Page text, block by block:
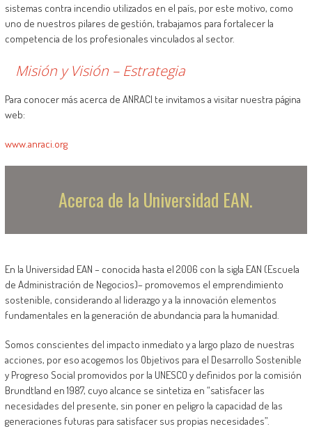
sistemas contra incendio utilizados en el país, por este motivo, como
uno de nuestros pilares de gestión, trabajamos para fortalecer la
competencia de los profesionales vinculados al sector.
Misión y Visión – Estrategia
Para conocer más acerca de ANRACI te invitamos a visitar nuestra página
web:
www.anraci.org
Acerca de la Universidad EAN.
En la Universidad EAN – conocida hasta el 2006 con la sigla EAN (Escuela
de Administración de Negocios)– promovemos el emprendimiento
sostenible, considerando al liderazgo y a la innovación elementos
fundamentales en la generación de abundancia para la humanidad.
Somos conscientes del impacto inmediato y a largo plazo de nuestras
acciones, por eso acogemos los Objetivos para el Desarrollo Sostenible
y Progreso Social promovidos por la UNESCO y definidos por la comisión
Brundtland en 1987, cuyo alcance se sintetiza en “satisfacer las
necesidades del presente, sin poner en peligro la capacidad de las
generaciones futuras para satisfacer sus propias necesidades”.